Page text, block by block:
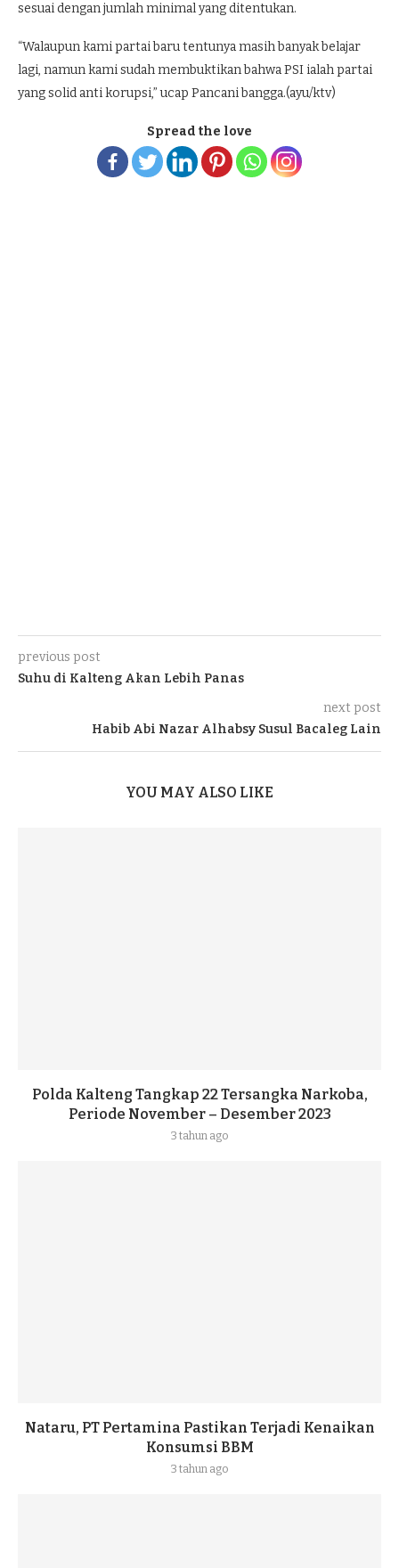
sesuai dengan jumlah minimal yang ditentukan.
“Walaupun kami partai baru tentunya masih banyak belajar
lagi, namun kami sudah membuktikan bahwa PSI ialah partai
yang solid anti korupsi,” ucap Pancani bangga.(ayu/ktv)
Spread the love
previous post
Suhu di Kalteng Akan Lebih Panas
next post
Habib Abi Nazar Alhabsy Susul Bacaleg Lain
YOU MAY ALSO LIKE
Polda Kalteng Tangkap 22 Tersangka Narkoba,
Periode November – Desember 2023
3 tahun ago
Nataru, PT Pertamina Pastikan Terjadi Kenaikan
Konsumsi BBM
3 tahun ago